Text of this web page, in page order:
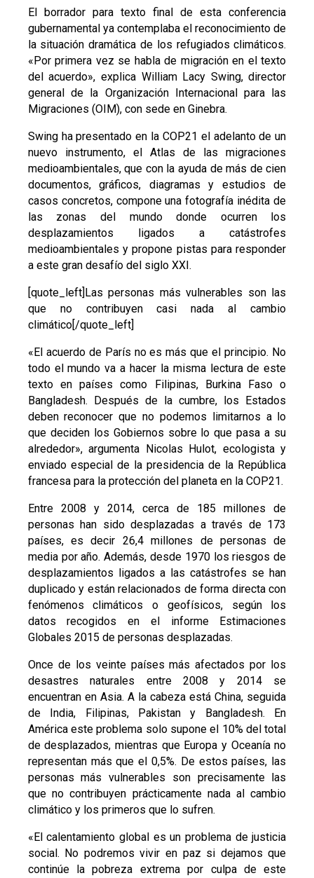
El borrador para texto final de esta conferencia
gubernamental ya contemplaba el reconocimiento de
la situación dramática de los refugiados climáticos.
«Por primera vez se habla de migración en el texto
del acuerdo», explica William Lacy Swing, director
general de la Organización Internacional para las
Migraciones (OIM), con sede en Ginebra.
Swing ha presentado en la COP21 el adelanto de un
nuevo instrumento, el Atlas de las migraciones
medioambientales, que con la ayuda de más de cien
documentos, gráficos, diagramas y estudios de
casos concretos, compone una fotografía inédita de
las zonas del mundo donde ocurren los
desplazamientos ligados a catástrofes
medioambientales y propone pistas para responder
a este gran desafío del siglo XXI.
[quote_left]Las personas más vulnerables son las
que no contribuyen casi nada al cambio
climático[/quote_left]
«El acuerdo de París no es más que el principio. No
todo el mundo va a hacer la misma lectura de este
texto en países como Filipinas, Burkina Faso o
Bangladesh. Después de la cumbre, los Estados
deben reconocer que no podemos limitarnos a lo
que deciden los Gobiernos sobre lo que pasa a su
alrededor», argumenta Nicolas Hulot, ecologista y
enviado especial de la presidencia de la República
francesa para la protección del planeta en la COP21.
Entre 2008 y 2014, cerca de 185 millones de
personas han sido desplazadas a través de 173
países, es decir 26,4 millones de personas de
media por año. Además, desde 1970 los riesgos de
desplazamientos ligados a las catástrofes se han
duplicado y están relacionados de forma directa con
fenómenos climáticos o geofísicos, según los
datos recogidos en el informe Estimaciones
Globales 2015 de personas desplazadas.
Once de los veinte países más afectados por los
desastres naturales entre 2008 y 2014 se
encuentran en Asia. A la cabeza está China, seguida
de India, Filipinas, Pakistan y Bangladesh. En
América este problema solo supone el 10% del total
de desplazados, mientras que Europa y Oceanía no
representan más que el 0,5%. De estos países, las
personas más vulnerables son precisamente las
que no contribuyen prácticamente nada al cambio
climático y los primeros que lo sufren.
«El calentamiento global es un problema de justicia
social. No podremos vivir en paz si dejamos que
continúe la pobreza extrema por culpa de este